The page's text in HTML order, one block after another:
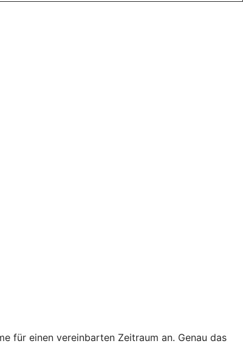
für einen vereinbarten Zeitraum an. Genau das